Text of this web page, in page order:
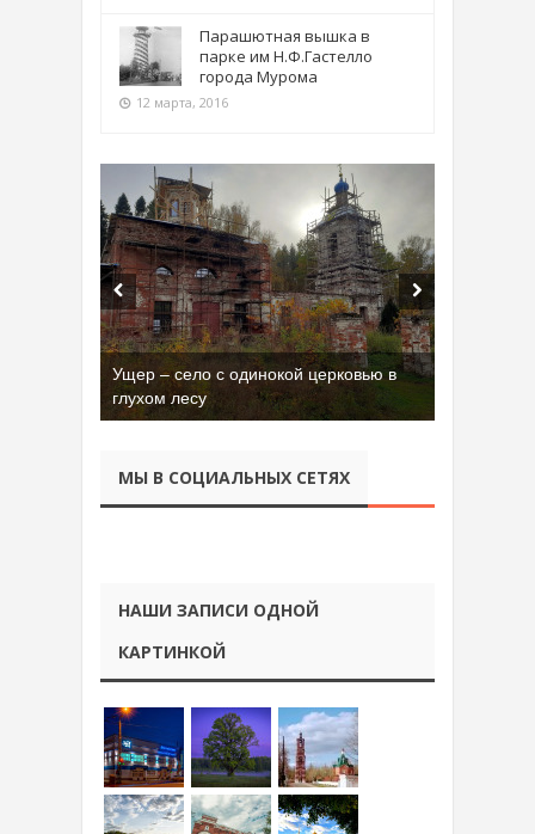
Парашютная вышка в
парке им Н.Ф.Гастелло
города Мурома
12 марта, 2016
Ущер – село с одинокой церковью в
глухом лесу
МЫ В СОЦИАЛЬНЫХ СЕТЯХ
НАШИ ЗАПИСИ ОДНОЙ
КАРТИНКОЙ